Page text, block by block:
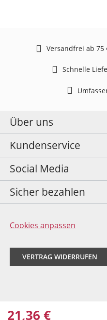
21,36 €
Versandfrei ab
Schnelle
Über uns
Kundenservice
Social Media
Sicher bezahlen
Cookies anpassen
VERTRAG WIDERRUFEN